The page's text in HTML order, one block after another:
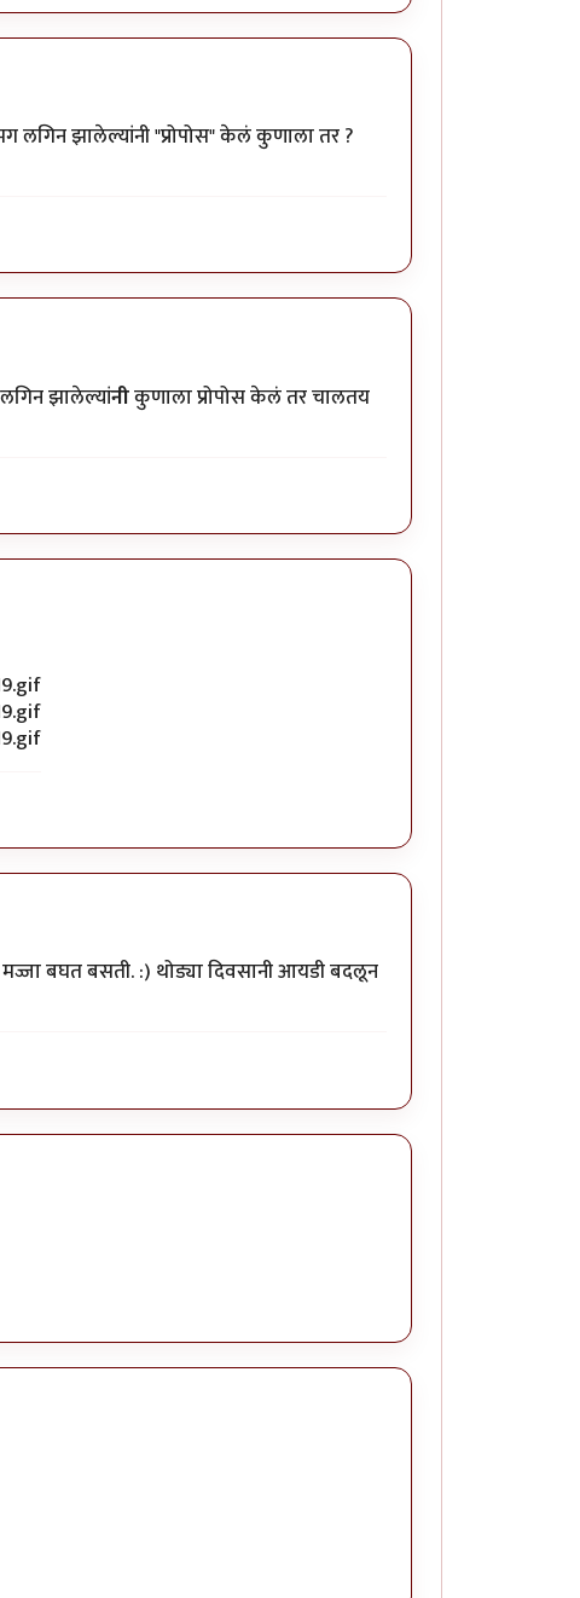
लगिन झालेल्यांनी "प्रोपोस" केलं कुणाला तर ?
झालेल्यांनीकुणाला प्रोपोस केलं तर चालतय
बघत बसती. :) थोड्या दिवसानी आयडी बदलून